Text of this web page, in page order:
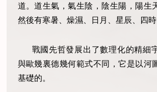
道。道生氣，氣生陰，陰生陽，陽生
然後有寒暑、燥濕、日月、星辰、四
戰國先哲發展出了數理化的精細
與歐幾裏德幾何範式不同，它是以河
基礎的。